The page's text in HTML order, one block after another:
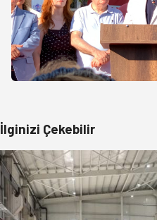
İlginizi Çekebilir